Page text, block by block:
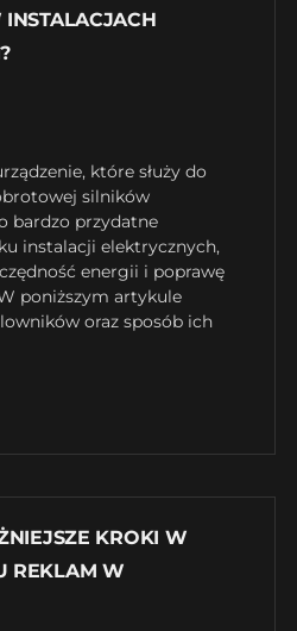
które służy do
silników
bardzo przydatne
instalacji elektrycznych,
energii i poprawę
poniższym artykule
oraz sposób ich
KROKI W
REKLAM W